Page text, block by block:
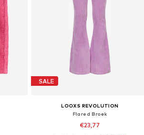
SALE
LOOXS REVOLUTION
Flared Broek
€23,77